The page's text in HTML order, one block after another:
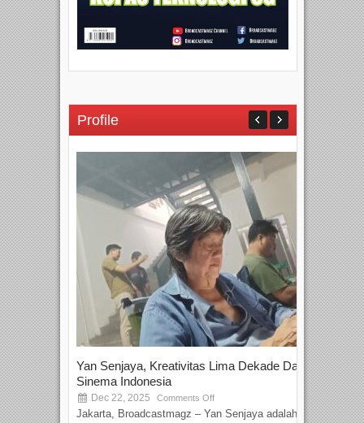
Profile
Yan Senjaya, Kreativitas Lima Dekade Dalam
Sinema Indonesia
Dec 22, 2025 Comments Off
Jakarta, Broadcastmagz – Yan Senjaya adalah...